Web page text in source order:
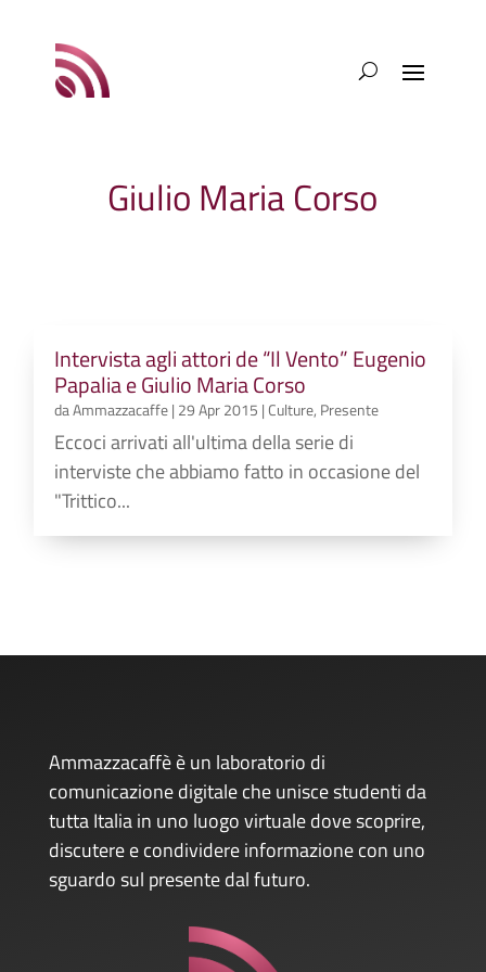
Giulio Maria Corso
Intervista agli attori de “Il Vento” Eugenio
Papalia e Giulio Maria Corso
daAmmazzacaffe| 29 Apr 2015 |Culture, Presente
Eccoci arrivati all'ultima della serie di
interviste che abbiamo fatto in occasione del
"Trittico...
Ammazzacaffè è un laboratorio di
comunicazione digitale che unisce studenti da
tutta Italia in uno luogo virtuale dove scoprire,
discutere e condividere informazione con uno
sguardo sul presente dal futuro.